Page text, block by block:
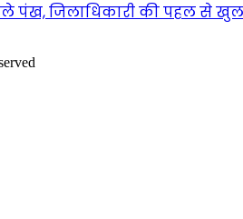
पंख, जिलाधिकारी की पहल से खुला